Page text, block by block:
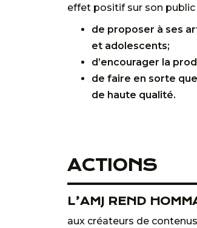
effet positif sur son public
de proposer à ses
et adolescents;
d’encourager la
de faire en sorte
de haute qualité.
ACTIONS
L’AMJ REND
aux créateurs de